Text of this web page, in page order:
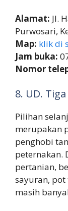
Alamat: Jl.
Purwosari,
Map: klik di
Jam buka:
Nomor
8. UD.
Pilihan
merupakan
penghobi
peternakan.
pertanian,
sayuran,
masih